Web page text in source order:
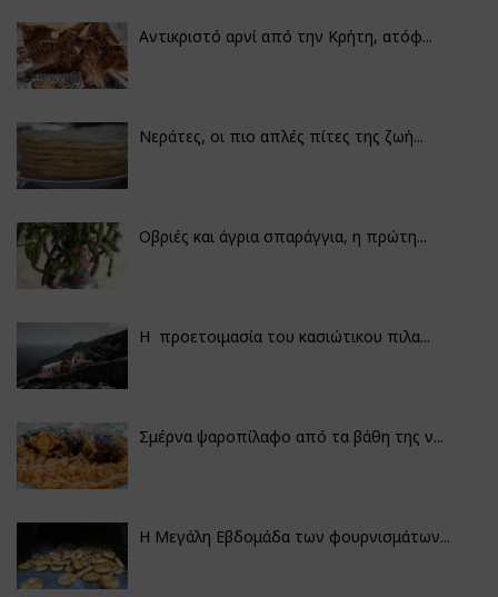
Αντικριστό αρνί από την Κρήτη, ατόφ...
Νεράτες, οι πιο απλές πίτες της ζωή...
Οβριές και άγρια σπαράγγια, η πρώτη...
Η προετοιμασία του κασιώτικου πιλα...
Σμέρνα ψαροπίλαφο από τα βάθη της ν...
Η Μεγάλη Εβδομάδα των φουρνισμάτων...